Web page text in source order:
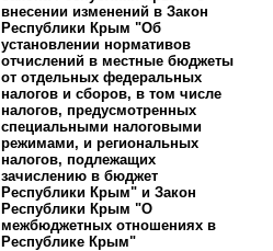
внесении изменений в Закон
Республики Крым "Об
установлении нормативов
отчислений в местные бюджеты
от отдельных федеральных
налогов и сборов, в том числе
налогов, предусмотренных
специальными налоговыми
режимами, и региональных
налогов, подлежащих
зачислению в бюджет
Республики Крым" и Закон
Республики Крым "О
межбюджетных отношениях в
Республике Крым"